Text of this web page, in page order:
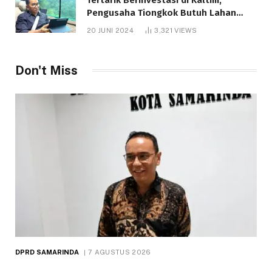
Pengusaha Tiongkok Butuh Lahan
20 JUNI 2024 3,321VIEWS
Don't Miss
DPRD SAMARINDA 7 AGUSTUS 2026